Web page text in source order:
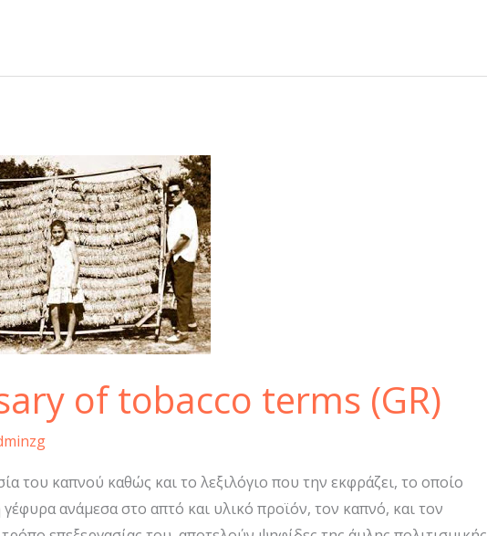
of tobacco terms (GR)
του καπνού καθώς και το λεξιλόγιο που την εκφράζει, το οποίο
γέφυρα ανάμεσα στο απτό και υλικό προϊόν, τον καπνό, και τον